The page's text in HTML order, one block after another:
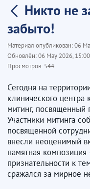
Никто не
забыто!
Материал опубликован:06
Обновлён:06 May 2026, 15:00
Просмотров: 544
Сегодня на
клинического центра
митинг, посвященный
Участники митинга
посвященной
внесли неоценимый
памятная
признательности к
сражался за мирное